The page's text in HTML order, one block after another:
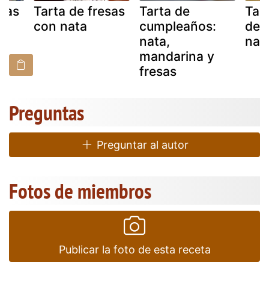
Tarta de fresas
con nata
Tarta de
cumpleaños:
nata,
mandarina y
fresas
de
Preguntas
Preguntar al autor
Fotos de miembros
Publicar la foto de esta receta